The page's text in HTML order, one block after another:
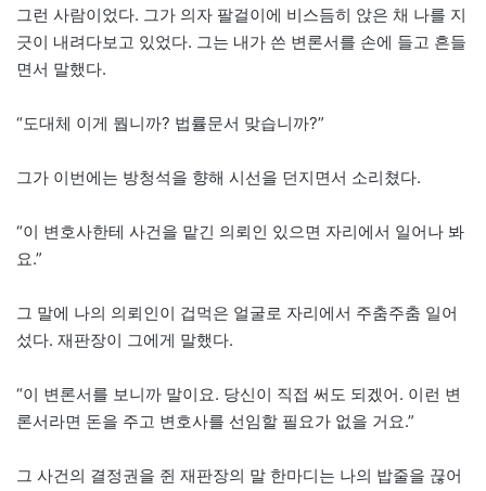
그런 사람이었다. 그가 의자 팔걸이에 비스듬히 앉은 채 나를 지
긋이 내려다보고 있었다. 그는 내가 쓴 변론서를 손에 들고 흔들
면서 말했다.
“도대체 이게 뭡니까? 법률문서 맞습니까?”
그가 이번에는 방청석을 향해 시선을 던지면서 소리쳤다.
“이 변호사한테 사건을 맡긴 의뢰인 있으면 자리에서 일어나 봐
요.”
그 말에 나의 의뢰인이 겁먹은 얼굴로 자리에서 주춤주춤 일어
섰다. 재판장이 그에게 말했다.
“이 변론서를 보니까 말이요. 당신이 직접 써도 되겠어. 이런 변
론서라면 돈을 주고 변호사를 선임할 필요가 없을 거요.”
그 사건의 결정권을 쥔 재판장의 말 한마디는 나의 밥줄을 끊어